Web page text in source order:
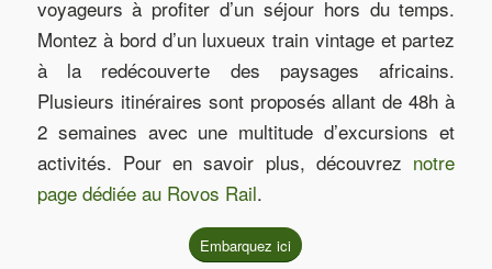
voyageurs à profiter d’un séjour hors du temps.
Montez à bord d’un luxueux train vintage et partez
à la redécouverte des paysages africains.
Plusieurs itinéraires sont proposés allant de 48h à
2 semaines avec une multitude d’excursions et
activités. Pour en savoir plus, découvrez notre
page dédiée au Rovos Rail.
Embarquez ici